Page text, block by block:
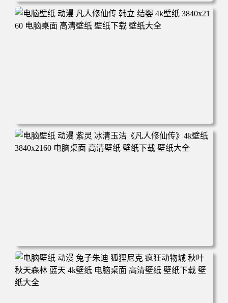
电脑壁纸 动漫角色 卡通场景 夏日休闲 夏日壁纸 治愈系 童
年回忆 荷塘荷叶 蜡笔小新 电脑桌面 高清壁纸 壁纸下载 壁
电脑壁纸 动漫 凡人修仙传 韩立 结婴 4k壁纸 3840x2160 电
脑桌面 高清壁纸 壁纸下载 壁纸大全
电脑壁纸 动漫 紫灵 冰清玉洁《凡人修仙传》4k壁纸 3840x2
160 电脑桌面 高清壁纸 壁纸下载 壁纸大全